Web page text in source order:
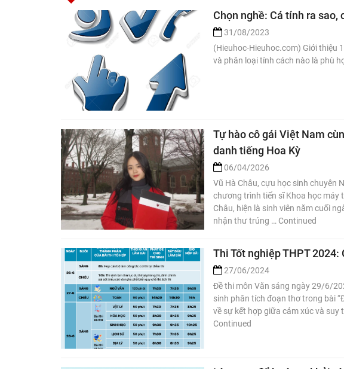
Chọn nghề: Cá tính ra sao,
31/08/2023
(Hieuhoc-Hieuhoc.com) Giới thiệu
và phân loại tính cách nào là phù
Tự hào cô gái Việt Nam
danh tiếng Hoa Kỳ
06/04/2026
Vũ Hà Châu, cựu học sinh chuyên
chương trình tiến sĩ Khoa học máy
Châu, hiện là sinh viên năm cuối
nhận thư trúng … Continued
Thi Tốt nghiệp THPT 2024:
27/06/2024
Đề thi môn Văn sáng ngày 29/6/
sinh phân tích đoạn thơ trong bài
về sự kết hợp giữa cảm xúc và suy
Continued